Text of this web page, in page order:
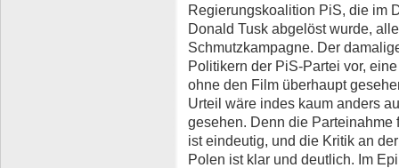
Regierungskoalition PiS, die im
Donald Tusk abgelöst wurde,
Schmutzkampagne. Der
Politikern der PiS-Partei vor,
ohne den Film überhaupt
Urteil wäre indes kaum anders
gesehen. Denn die
ist eindeutig, und die Kritik an
Polen ist klar und deutlich. Im